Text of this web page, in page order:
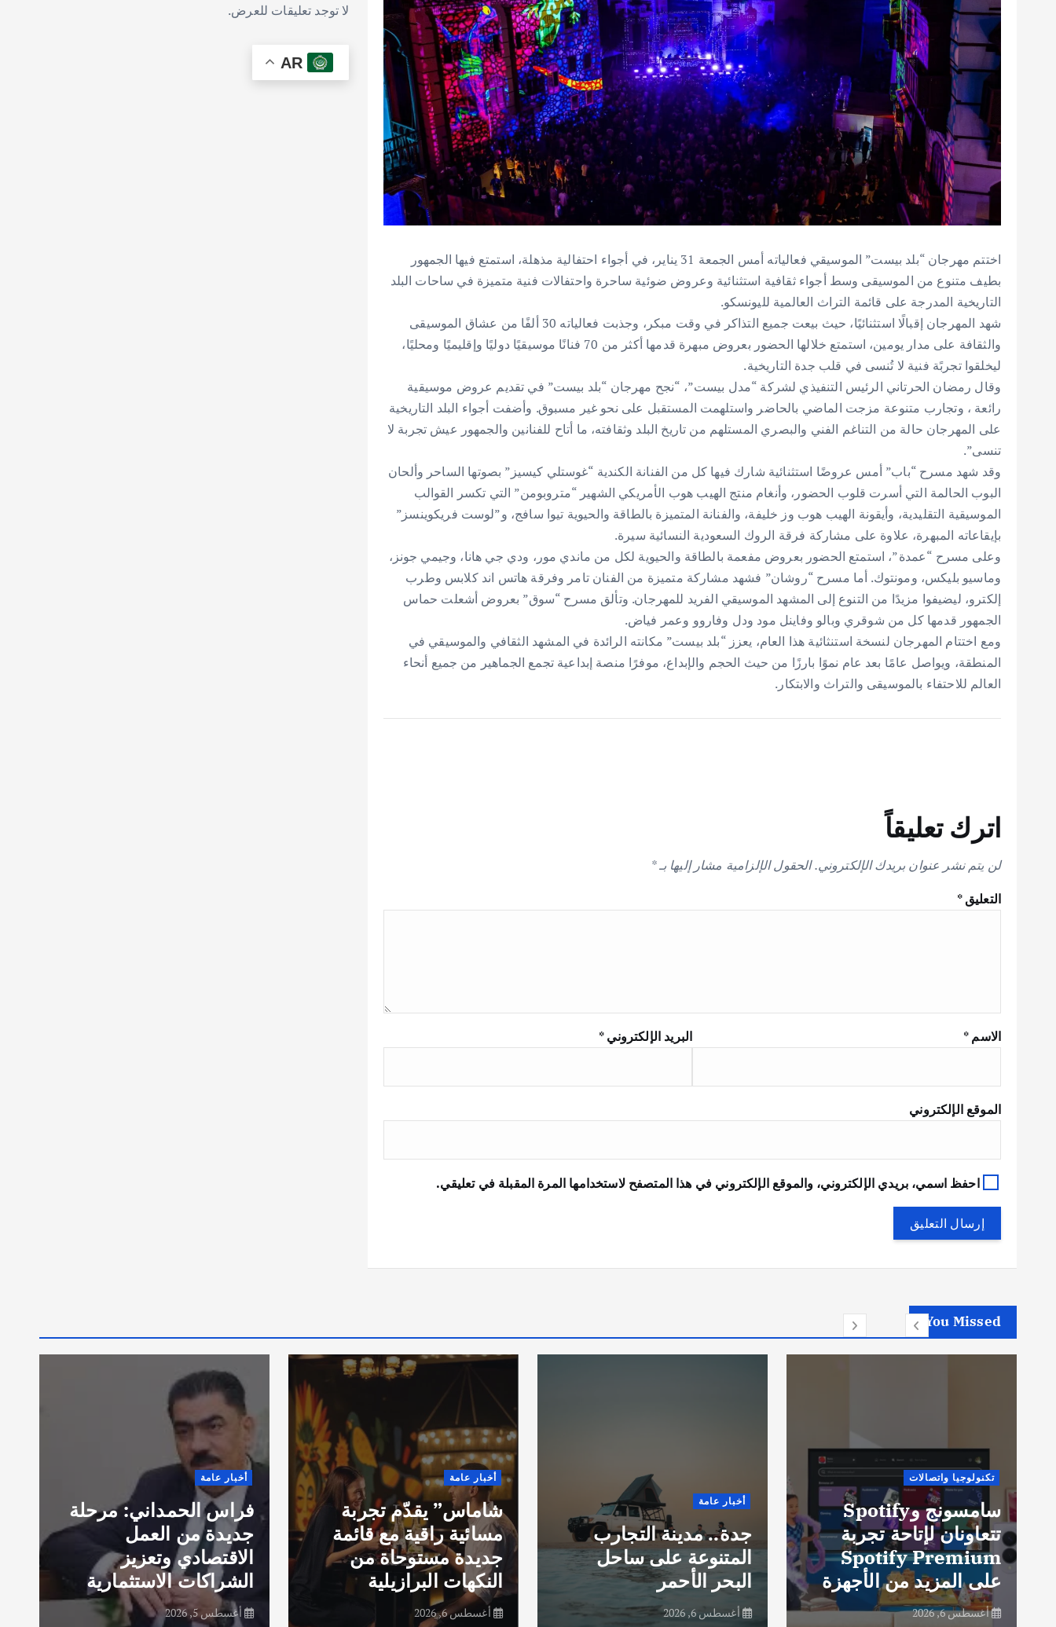
اختتم مهرجان “بلد بيست” الموسيقي فعالياته أمس الجمعة 31 يناير، في أجواء احتفالية مذهلة، استمتع فيها الجمهور
بطيف متنوع من الموسيقى وسط أجواء ثقافية استثنائية وعروض ضوئية ساحرة واحتفالات فنية متميزة في ساحات البلد
التاريخية المدرجة على قائمة التراث العالمية لليونسكو.
شهد المهرجان إقبالًا استثنائيًا، حيث بيعت جميع التذاكر في وقت مبكر، وجذبت فعالياته 30 ألفًا من عشاق الموسيقى
والثقافة على مدار يومين، استمتع خلالها الحضور بعروض مبهرة قدمها أكثر من 70 فنانًا موسيقيًا دوليًا وإقليميًا ومحليًا،
ليخلقوا تجربًة فنية لا تُنسى في قلب جدة التاريخية.
وقال رمضان الحرتاني الرئيس التنفيذي لشركة “مدل بيست”، “نجح مهرجان “بلد بيست” في تقديم عروض موسيقية
رائعة ، وتجارب متنوعة مزجت الماضي بالحاضر واستلهمت المستقبل على نحو غير مسبوق. وأضفت أجواء البلد التاريخية
على المهرجان حالة من التناغم الفني والبصري المستلهم من تاريخ البلد وثقافته، ما أتاح للفنانين والجمهور عيش تجربة لا
تنسى”.
وقد شهد مسرح “باب” أمس عروضًا استثنائية شارك فيها كل من الفنانة الكندية “غوستلي كيسيز” بصوتها الساحر وألحان
البوب الحالمة التي أسرت قلوب الحضور، وأنغام منتج الهيب هوب الأمريكي الشهير “متروبومن” التي تكسر القوالب
الموسيقية التقليدية، وأيقونة الهيب هوب وز خليفة، والفنانة المتميزة بالطاقة والحيوية تيوا سافج، و”لوست فريكوينسز”
بإيقاعاته المبهرة، علاوة على مشاركة فرقة الروك السعودية النسائية سيرة.
وعلى مسرح “عمدة”، استمتع الحضور بعروض مفعمة بالطاقة والحيوية لكل من ماندي مور، ودي جي هانا، وجيمي جونز،
وماسيو بليكس، ومونتوك. أما مسرح “روشان” فشهد مشاركة متميزة من الفنان تامر وفرقة هاتس اند كلابس وطرب
إلكترو، ليضيفوا مزيدًا من التنوع إلى المشهد الموسيقي الفريد للمهرجان. وتألق مسرح “سوق” بعروض أشعلت حماس
الجمهور قدمها كل من شوقري وبالو وفاينل مود ودل وفاروو وعمر فياض.
ومع اختتام المهرجان لنسخة استنثائية هذا العام، يعزز “بلد بيست” مكانته الرائدة في المشهد الثقافي والموسيقي في
المنطقة، ويواصل عامًا بعد عام نموًا بارزًا من حيث الحجم والإبداع، موفرًا منصة إبداعية تجمع الجماهير من جميع أنحاء
العالم للاحتفاء بالموسيقى والتراث والابتكار.
اترك تعليقاً
لن يتم نشر عنوان بريدك الإلكتروني. الحقول الإلزامية مشار إليها بـ*
التعليق*
الاسم* البريد الإلكتروني*
الموقع الإلكتروني
احفظ اسمي، بريدي الإلكتروني، والموقع الإلكتروني في هذا المتصفح لاستخدامها المرة المقبلة في تعليقي.
لا توجد تعليقات للعرض.
AR
You Missed
تكنولوجيا واتصالات
سامسونج وSpotify
تتعاونان لإتاحة تجربة
Spotify Premium
على المزيد من الأجهزة
أغسطس 6, 2026
أخبار عامة
جدة.. مدينة التجارب
المتنوعة على ساحل
البحر الأحمر
أغسطس 6, 2026
أخبار عامة
شاماس” يقدّم تجربة
مسائية راقية مع قائمة
جديدة مستوحاة من
النكهات البرازيلية
أغسطس 6, 2026
أخبار عامة
فراس الحمداني: مرحلة
جديدة من العمل
الاقتصادي وتعزيز
الشراكات الاستثمارية
أغسطس 5, 2026